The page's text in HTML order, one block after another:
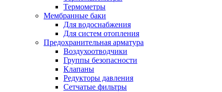
Термометры
Мембранные баки
Для водоснабжения
Для систем отопления
Предохранительная арматура
Воздухоотводчики
Группы безопасности
Клапаны
Редукторы давления
Сетчатые фильтры